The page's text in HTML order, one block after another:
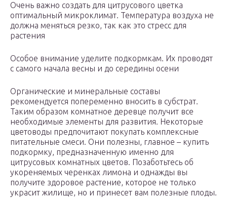
Очень важно создать для цитрусового цветка
оптимальный микроклимат. Температура воздуха не
должна меняться резко, так как это стресс для
растения
Особое внимание уделите подкормкам. Их проводят
с самого начала весны и до середины осени
Органические и минеральные составы
рекомендуется попеременно вносить в субстрат.
Таким образом комнатное деревце получит все
необходимые элементы для развития. Некоторые
цветоводы предпочитают покупать комплексные
питательные смеси. Они полезны, главное – купить
подкормку, предназначенную именно для
цитрусовых комнатных цветов. Позаботьтесь об
укореняемых черенках лимона и однажды вы
получите здоровое растение, которое не только
украсит жилище, но и принесет вам полезные плоды.